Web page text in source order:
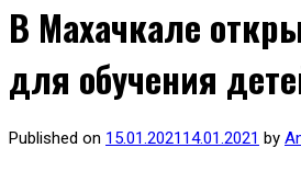
В Махачкале
для обучения
Published on 15.01.202114.01.2021 by